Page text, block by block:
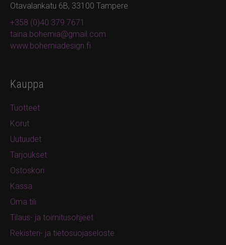
Otavalankatu 6B, 33100 Tampere
+358 (0)40 379 7671
taina.bohemia@gmail.com
www.bohemiadesign.fi
Kauppa
Tuotteet
Korut
Uutuudet
Tarjoukset
Ostoskori
Kassa
Oma tili
Tilaus- ja toimitusohjeet
Rekisteri- ja tietosuojaseloste